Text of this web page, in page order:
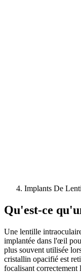
Implants De
Qu'est-ce
Une lentille
implantée dans l'œil
plus souvent utilisée
cristallin opacifié est
focalisant correctement